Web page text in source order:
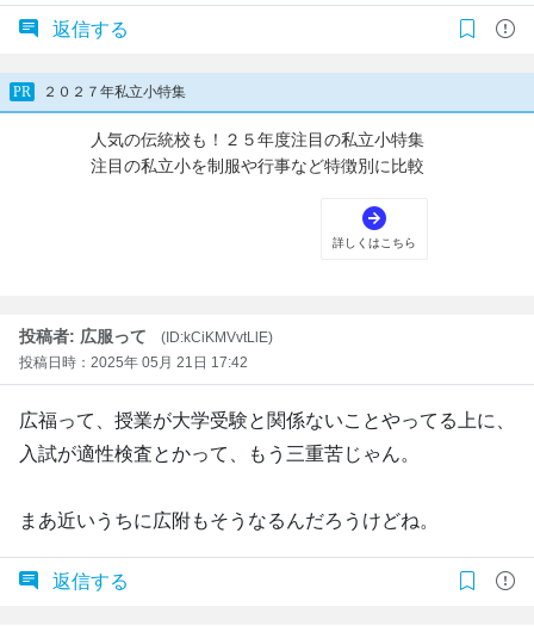
返信する
投稿者: 広服って
(ID:kCiKMVvtLlE)
投稿日時：2025年 05月 21日 17:42
広福って、授業が大学受験と関係ないことやってる上に、
入試が適性検査とかって、もう三重苦じゃん。
まあ近いうちに広附もそうなるんだろうけどね。
返信する